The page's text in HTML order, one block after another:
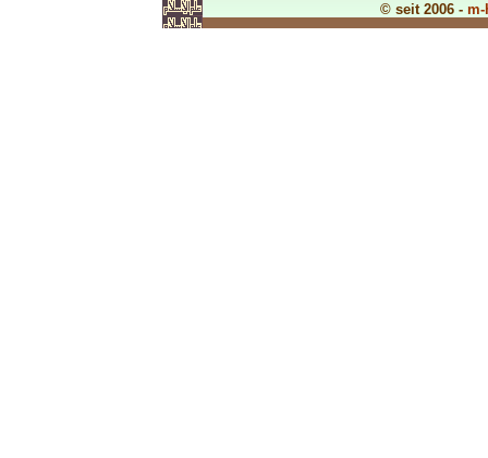
© seit 2006 - m-